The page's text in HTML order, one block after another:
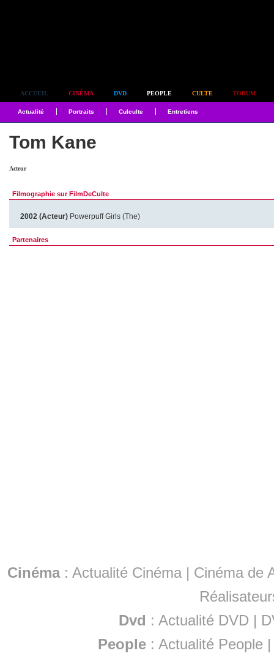
ACCUEIL CINÉMA DVD PEOPLE CULTE FORUM
Actualité Portraits Culculte Entretiens
Tom Kane
Acteur
Filmographie sur FilmDeCulte
2002 (Acteur) Powerpuff Girls (The)
Partenaires
Cinéma: Actualité Cinéma | Cinéma de
Dvd : Actualité DVD |
People :Actualité People